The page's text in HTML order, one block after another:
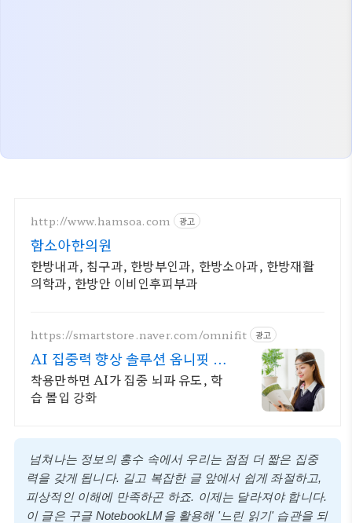
http://www.hamsoa.com 광고
함소아한의원
한방내과, 침구과, 한방부인과, 한방소아과, 한방재활
의학과, 한방안 이비인후피부과
https://smartstore.naver.com/omnifit 광고
AI 집중력 향상 솔루션 옴니핏 브
레인
착용만하면 AI가 집중 뇌파 유도, 학
습 몰입 강화
넘쳐나는 정보의 홍수 속에서 우리는 점점 더 짧은 집중
력을 갖게 됩니다. 길고 복잡한 글 앞에서 쉽게 좌절하고,
피상적인 이해에 만족하곤 하죠. 이제는 달라져야 합니다.
이 글은 구글 NotebookLM을 활용해 '느린 읽기' 습관을 되